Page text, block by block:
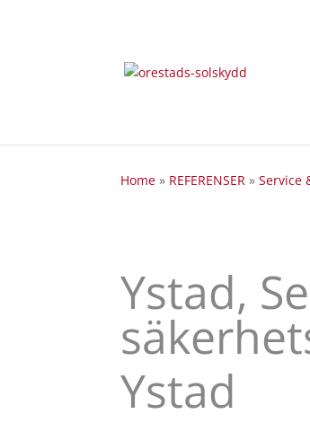
Home » REFERENSER »Service
Ystad,
Ystad